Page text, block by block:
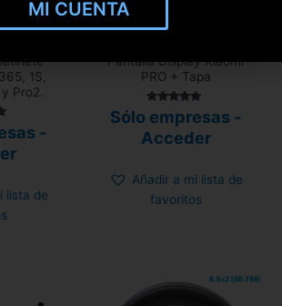
1S,
Pro2.
-
lista de
Pantalla Display Xiaomi
PRO + Tapa
5.00
Sólo empresas -
Acceder
Añadir a mi lista de
favoritos
MI CUENTA